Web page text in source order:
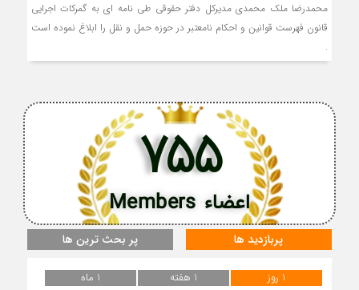
محمدرضا ملک محمدی مدیرکل دفتر حقوقی طی نامه ای به گمرکات اجرایی
قانون فهرست قوانین و احکام نامعتبر در حوزه حمل و نقل را ابلاغ نموده است
.
اعضاء Members
755
پربازدید ها پر بحث ترین ها
1 روز 1 هفته
1 ماه